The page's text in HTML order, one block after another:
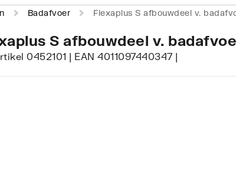
Badafvoer Flexaplus S afbouwdeel v.
S afbouwdeel v.
0452101 | EAN 4011097440347 |